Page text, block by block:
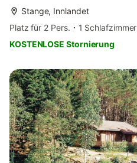
Stange, Innlandet
Platz für 2 Pers.
1 Schlafzimmer
KOSTENLOSE Stornierung